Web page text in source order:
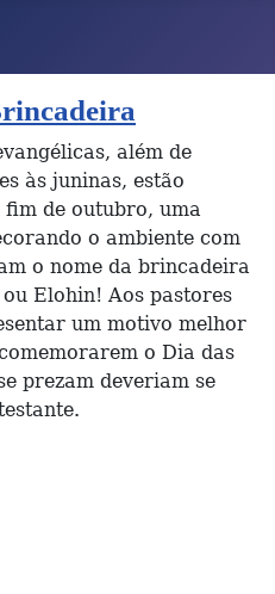
além de
às juninas, estão
de outubro, uma
o ambiente com
o nome da brincadeira
Elohin! Aos pastores
um motivo melhor
o Dia das
prezam deveriam se